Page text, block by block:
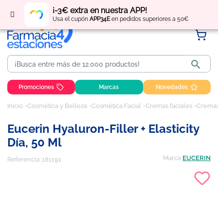
¡-3€ extra en nuestra APP!
Usa el cupón APP34Een pedidos superiores a 50€
Regístratey obtén puntos por tus compras

Promociones Marcas Novedades
Inicio Cosmética y Belleza Cosmética Facial Cremas faciales
Eucerin Hyaluron-Filler + Elasticity
Día, 50 Ml
Referencia: 181191 Marca EUCERIN